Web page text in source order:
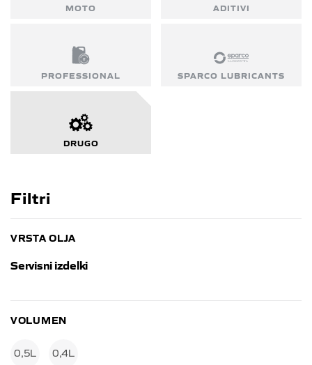
MOTO ADITIVI
PROFESSIONAL SPARCO LUBRICANTS
DRUGO
Filtri
VRSTA OLJA
Servisni izdelki
VOLUMEN
0,5L 0,4L